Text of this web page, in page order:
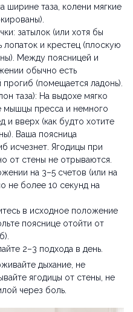
ширине таза, колени мягкие
затылок (или хотя бы
и крестец (плоскую
Между поясницей и
обычно есть
(помещается ладонь).
таза): На выдохе мягко
мышцы пресса и немного
и вверх (как будто хотите
Ваша поясница
исчезнет. Ягодицы при
от стены не отрываются.
на 3–5 счетов (или на
не более 10 секунд на
в исходное положение
пояснице отойти от
2–3 подхода в день.
дыхание, не
ягодицы от стены, не
через боль.